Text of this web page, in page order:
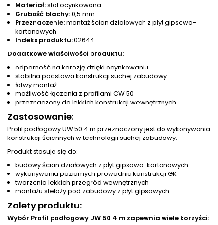
Materiał:stal ocynkowana
Grubość blachy:0,5 mm
Przeznaczenie:montaż ścian działowych z płyt gipsowo-
kartonowych
Indeks produktu:02644
Dodatkowe właściwości produktu:
odporność na korozję dzięki ocynkowaniu
stabilna podstawa konstrukcji suchej zabudowy
łatwy montaż
możliwość łączenia z profilami CW 50
przeznaczony do lekkich konstrukcji wewnętrznych.
Zastosowanie:
Profil podłogowy UW 50 4 m przeznaczony jest do wykonywania
konstrukcji ściennych w technologii suchej zabudowy.
Produkt stosuje się do:
budowy ścian działowych z płyt gipsowo-kartonowych
wykonywania poziomych prowadnic konstrukcji GK
tworzenia lekkich przegród wewnętrznych
montażu stelaży pod zabudowy z płyt gipsowych.
Zalety produktu:
Wybór Profil podłogowy UW 50 4 m zapewnia wiele korzyści: